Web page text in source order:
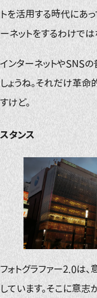
トを活用する時代にあっ
ーネットをするわけで
インターネットやSNS
しょうね。それだけ革
すけど。
スタンス
フォトグラファー2.0は、
しています。そこに意